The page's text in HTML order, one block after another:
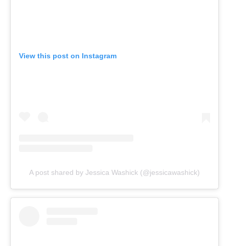
View this post on Instagram
A post shared by Jessica Washick (@jessicawashick)